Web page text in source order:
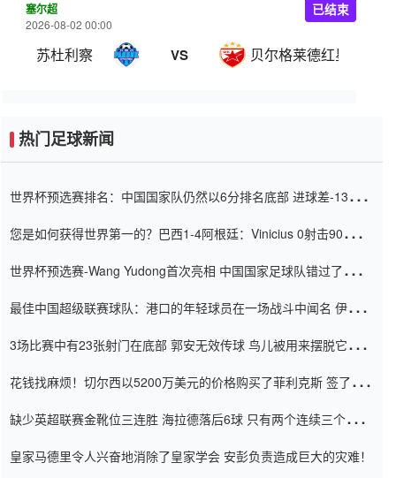
塞尔超
2026-08-02 00:00
苏杜利察 VS 贝尔格莱德红星
已结束
热门足球新闻
世界杯预选赛排名：中国国家队仍然以6分排名底部 进球差-13令人
您是如何获得世界第一的？巴西1-4阿根廷：Vinicius 0射击90分钟
世界杯预选赛-Wang Yudong首次亮相 中国国家足球队错过了世界
最佳中国超级联赛球队：港口的年轻球员在一场战斗中闻名 伊万放
3场比赛中有23张射门在底部 郭安无效传球 鸟儿被用来摆脱它
花钱找麻烦！切尔西以5200万美元的价格购买了菲利克斯 签了7年
缺少英超联赛金靴位三连胜 海拉德落后6球 只有两个连续三个连续
皇家马德里令人兴奋地消除了皇家学会 安彭负责造成巨大的灾难！